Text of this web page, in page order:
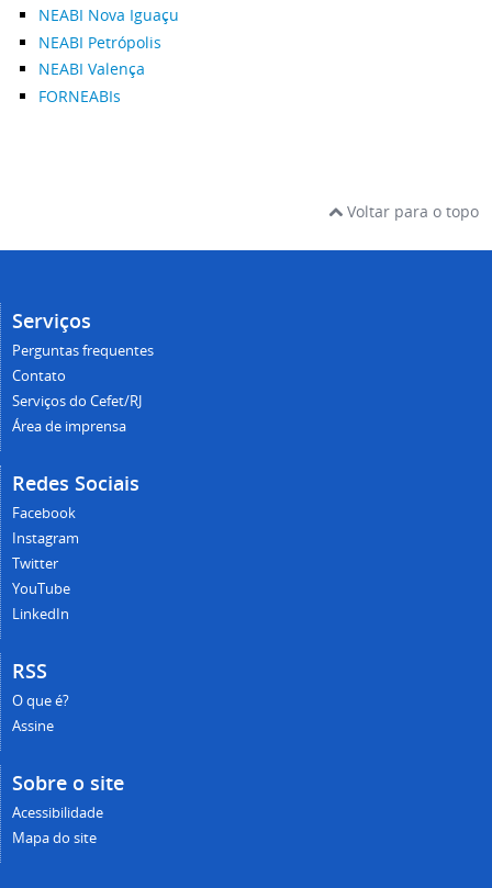
NEABI Nova Iguaçu
NEABI Petrópolis
NEABI Valença
FORNEABIs
Voltar para o topo
Serviços
Perguntas frequentes
Contato
Serviços do Cefet/RJ
Área de imprensa
Redes Sociais
Facebook
Instagram
Twitter
YouTube
LinkedIn
RSS
O que é?
Assine
Sobre o site
Acessibilidade
Mapa do site